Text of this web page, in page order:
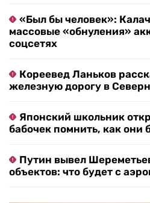
«Был бы человек»:
массовые «обнуления»
соцсетях
Кореевед Ланьков
железную дорогу в
Японский школьник
бабочек помнить, как они
Путин вывел
объектов: что будет с